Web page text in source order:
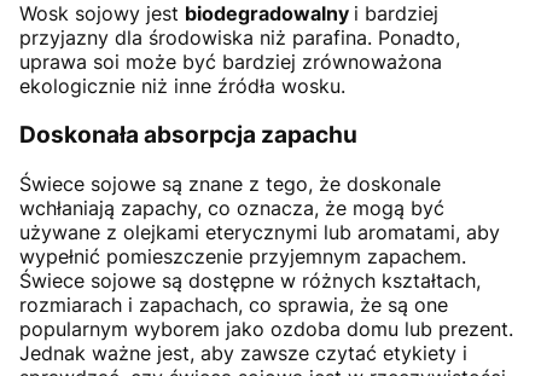
Wosk sojowy jest biodegradowalny i bardziej
przyjazny dla środowiska niż parafina. Ponadto,
uprawa soi może być bardziej zrównoważona
ekologicznie niż inne źródła wosku.
Doskonała absorpcja zapachu
Świece sojowe są znane z tego, że doskonale
wchłaniają zapachy, co oznacza, że mogą być
używane z olejkami eterycznymi lub aromatami, aby
wypełnić pomieszczenie przyjemnym zapachem.
Świece sojowe są dostępne w różnych kształtach,
rozmiarach i zapachach, co sprawia, że są one
popularnym wyborem jako ozdoba domu lub prezent.
Jednak ważne jest, aby zawsze czytać etykiety i